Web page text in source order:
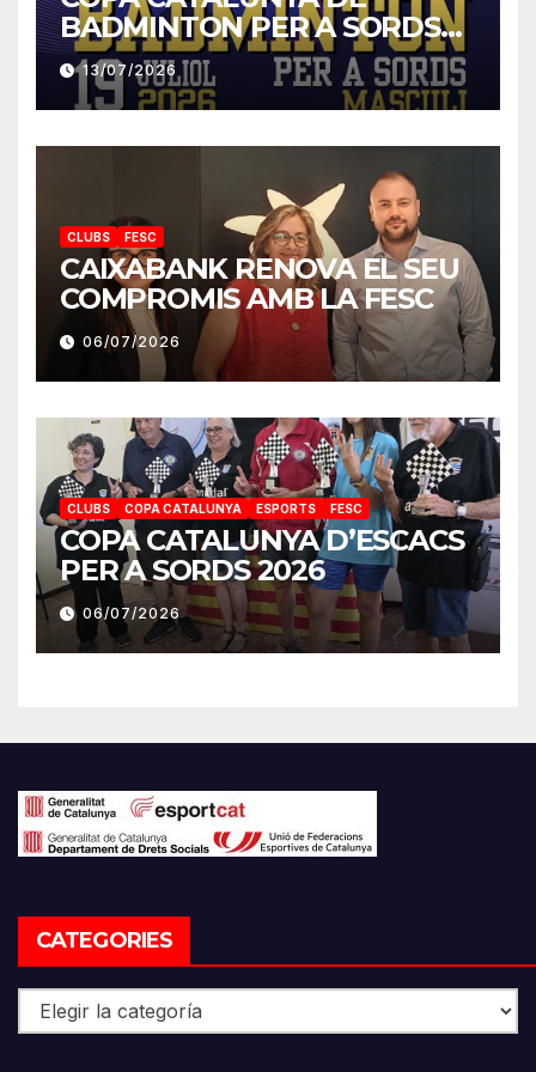
BADMINTON PER A SORDS
2026
13/07/2026
CLUBS FESC
CAIXABANK RENOVA EL SEU
COMPROMIS AMB LA FESC
06/07/2026
CLUBS COPA CATALUNYA ESPORTS FESC
COPA CATALUNYA D’ESCACS
PER A SORDS 2026
06/07/2026
CATEGORIES
Categories